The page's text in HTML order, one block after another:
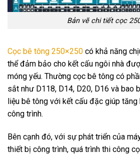
Bản vẽ chi tiết cọc
Cọc bê tông 250×250 có khả năng
thể đảm bảo cho kết cấu ngôi nhà
móng yếu. Thường cọc bê tông có
sắt như D118, D14, D20, D16 và bao
liệu bê tông với kết cấu đặc giúp
công trình.
Bên cạnh đó, với sự phát triển của
thiết bị công trình, quá trình thi công